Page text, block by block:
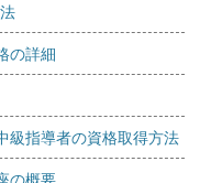
の詳細
級指導者の資格取得方法